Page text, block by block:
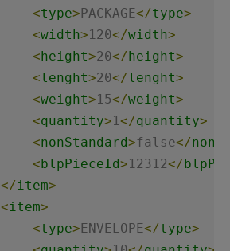
<type>PACKAGE</type>
<width>120</width>
<height>20</height>
<lenght>20</lenght>
<weight>15</weight>
<quantity>1</quantity>
<nonStandard>false</
<blpPieceId>12312</
</item>
<item>
<type>ENVELOPE</type>